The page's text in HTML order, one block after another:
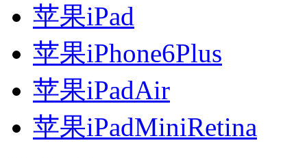
苹果iPad
苹果iPhone6Plus
苹果iPadAir
苹果iPadMiniRetina